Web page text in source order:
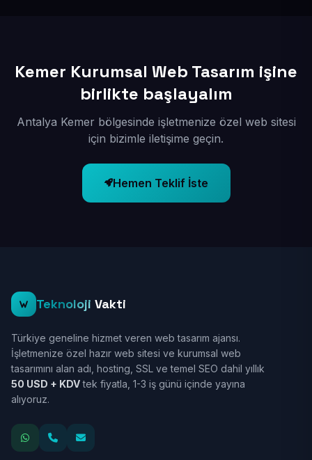
Kemer Kurumsal Web Tasarım işine
birlikte başlayalım
Antalya Kemer bölgesinde işletmenize özel web sitesi
için bizimle iletişime geçin.
Hemen Teklif İste
Teknoloji Vakti
Türkiye geneline hizmet veren web tasarım ajansı.
İşletmenize özel hazır web sitesi ve kurumsal web
tasarımını alan adı, hosting, SSL ve temel SEO dahil yıllık
50 USD + KDVtek fiyatla, 1-3 iş günü içinde yayına
alıyoruz.